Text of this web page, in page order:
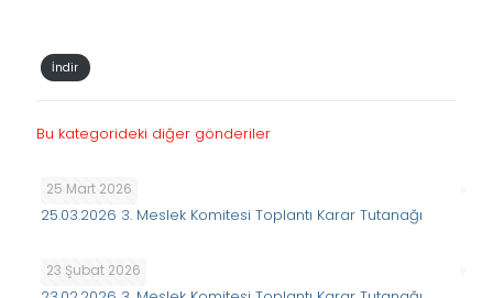
İndir
Bu kategorideki diğer gönderiler
25 Mart 2026
25.03.2026 3. Meslek Komitesi Toplantı Karar Tutanağı
23 Şubat 2026